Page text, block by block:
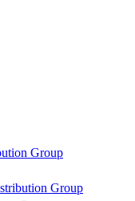
Group
Group